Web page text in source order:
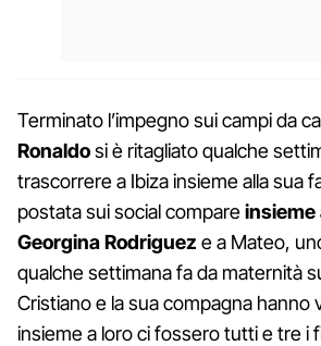
Terminato l’impegno sui campi da
Ronaldosi è ritagliato qualche
trascorrere a Ibiza insieme alla sua
postata sui social compareinsieme
Georgina Rodriguez e a Mateo,
qualche settimana fa da maternità
Cristiano e la sua compagna hanno
insieme a loro ci fossero tutti e tre i